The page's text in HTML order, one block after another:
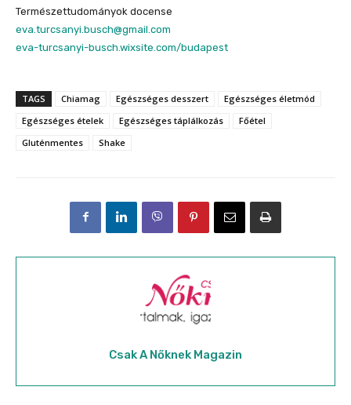
Természettudományok docense
eva.turcsanyi.busch@gmail.com
eva-turcsanyi-busch.wixsite.com/budapest
TAGS Chiamag Egészséges desszert
Egészséges életmód
Egészséges ételek
Egészséges táplálkozás
Főétel
Gluténmentes
Shake
Csak A Nőknek Magazin